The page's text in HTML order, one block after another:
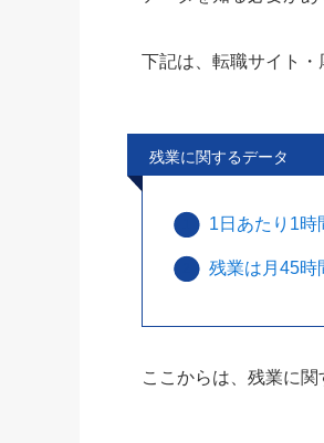
下記は、転職サイト・
残業に関するデータ
1日あたり1時
残業は月45時
ここからは、残業に